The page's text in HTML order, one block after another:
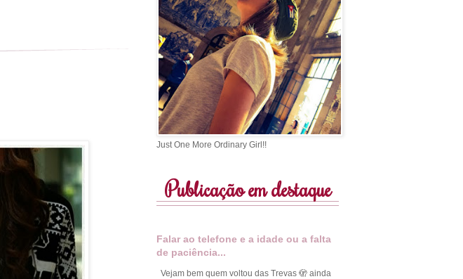
Just One More Ordinary Girl!!
Publicação em destaque
Falar ao telefone e a idade ou a falta
de paciência...
Vejam bem quem voltou das Trevas 🫣 ainda